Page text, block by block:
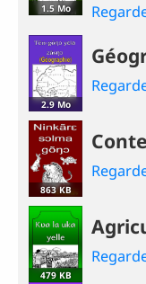
1.5 Mo
2.9 Mo
863 KB
479 KB